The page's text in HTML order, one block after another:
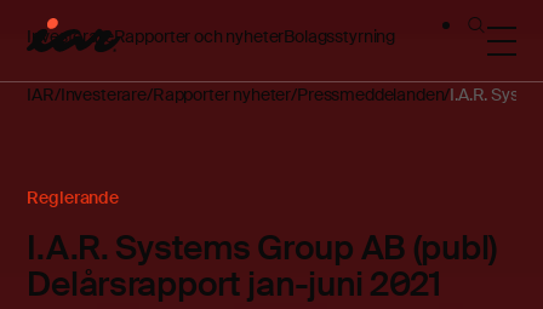
InvesterareRapporter och nyheterBolagsstyrning
IAR Investerare Rapporter nyheter Pressmeddelanden I.A.R.
Reglerande
I.A.R. Systems Group AB (publ)
Delårsrapport jan-juni 2021